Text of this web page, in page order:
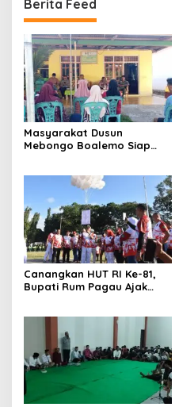
Berita Feed
Masyarakat Dusun
Mebongo Boalemo Siap
Canangkan HUT RI Ke-81,
Bupati Rum Pagau Ajak